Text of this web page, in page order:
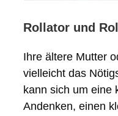
Rollator und
Ihre ältere Mutter
vielleicht das
kann sich um eine
Andenken, einen